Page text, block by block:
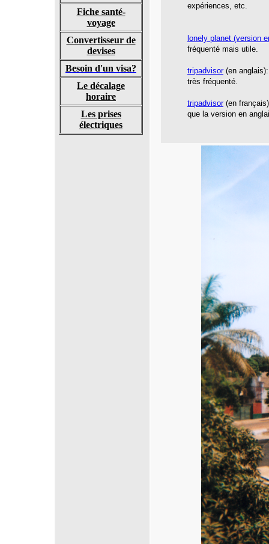
Fiche santé-
voyage
Convertisseur de
devises
Besoin d'un visa?
Le décalage
horaire
Les prises
électriques
expériences, etc.
onely planet (version
fréquenté mais utile.
tripadvisor(en
très fréquenté.
tripadvisor(en
que la version en